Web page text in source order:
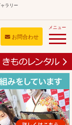
ラリー
お問合わせ
メニュー